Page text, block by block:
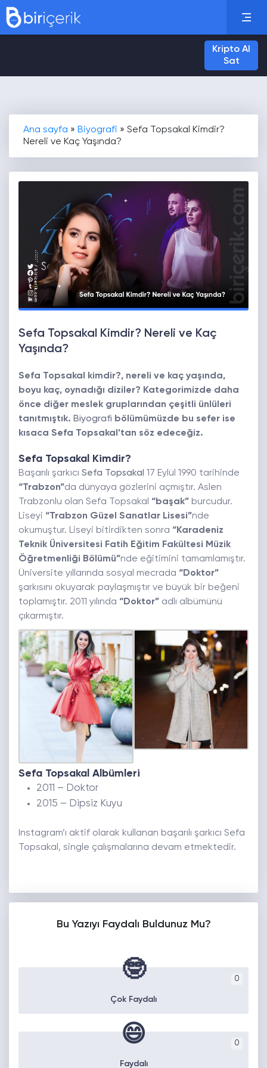
Kripto Al
Sat
Ana sayfa » Biyografi » Sefa Topsakal Kimdir?
Nereli ve Kaç Yaşında?
Sefa Topsakal Kimdir? Nereli ve Kaç
Yaşında?
Sefa Topsakal kimdir?, nereli ve kaç yaşında,
boyu kaç, oynadığı diziler? Kategorimizde daha
önce diğer meslek gruplarından çeşitli ünlüleri
tanıtmıştık. Biyografi bölümümüzde bu sefer ise
kısaca Sefa Topsakal’tan söz edeceğiz.
Sefa Topsakal Kimdir?
Başarılı şarkıcı Sefa Topsakal 17 Eylül 1990 tarihinde
“Trabzon”da dünyaya gözlerini açmıştır. Aslen
Trabzonlu olan Sefa Topsakal “başak” burcudur.
Liseyi “Trabzon Güzel Sanatlar Lisesi”nde
okumuştur. Liseyi bitirdikten sonra “Karadeniz
Teknik Üniversitesi Fatih Eğitim Fakültesi Müzik
Öğretmenliği Bölümü”nde eğitimini tamamlamıştır.
Üniversite yıllarında sosyal mecrada “Doktor”
şarkısını okuyarak paylaşmıştır ve büyük bir beğeni
toplamıştır. 2011 yılında “Doktor” adlı albümünü
çıkarmıştır.
Sefa Topsakal Albümleri
2011 – Doktor
2015 – Dipsiz Kuyu
Instagram’ı aktif olarak kullanan başarılı şarkıcı Sefa
Topsakal, single çalışmalarına devam etmektedir.
Bu Yazıyı Faydalı Buldunuz Mu?
0
🤓
Çok Faydalı
0
😄
Faydalı